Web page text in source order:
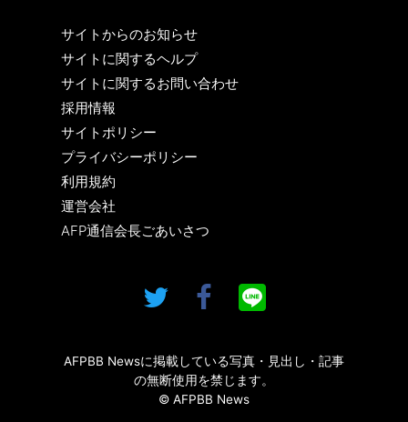
サイトからのお知らせ
サイトに関するヘルプ
サイトに関するお問い合わせ
採用情報
サイトポリシー
プライバシーポリシー
利用規約
運営会社
AFP通信会長ごあいさつ
AFPBB Newsに掲載している写真・見出し・記事
の無断使用を禁じます。
© AFPBB News